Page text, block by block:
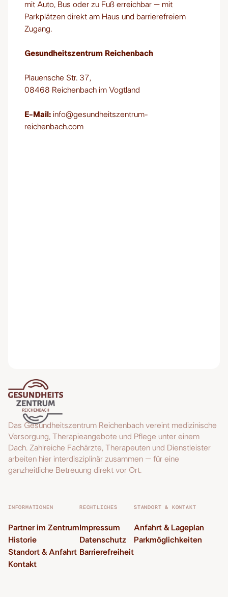
erreichbar. Barrierefrei.
mit Auto, Bus oder zu Fuß erreichbar – mit
Parkplätzen direkt am Haus und barrierefreiem
Zugang.
Gesundheitszentrum Reichenbach
Plauensche Str. 37,
08468 Reichenbach im Vogtland
E-Mail: info@gesundheitszentrum-
reichenbach.com
Das Gesundheitszentrum Reichenbach vereint medizinische
Versorgung, Therapieangebote und Pflege unter einem
Dach. Zahlreiche Fachärzte, Therapeuten und Dienstleister
arbeiten hier interdisziplinär zusammen – für eine
ganzheitliche Betreuung direkt vor Ort.
INFORMATIONEN
Partner im Zentrum
Historie
Standort & Anfahrt
Kontakt
RECHTLICHES
Impressum
Datenschutz
Barrierefreiheit
STANDORT & KONTAKT
Anfahrt & Lageplan
Parkmöglichkeiten